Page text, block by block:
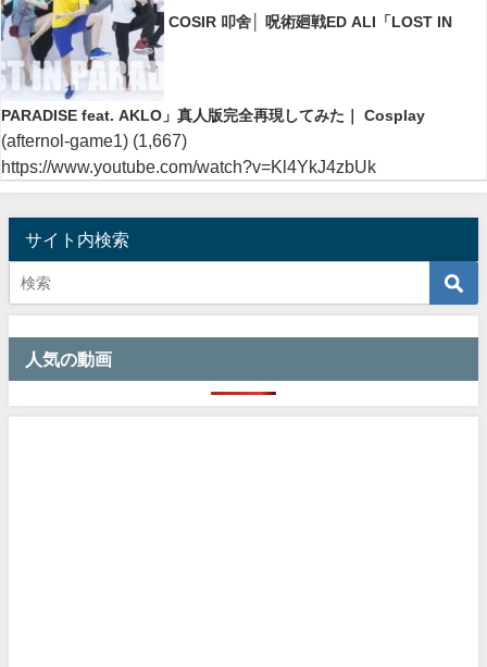
COSIR 叩舍│ 呪術廻戦ED ALI「LOST IN
PARADISE feat. AKLO」真人版完全再現してみた｜ Cosplay
(afternol-game1) (1,667)
https://www.youtube.com/watch?v=Kl4YkJ4zbUk
サイト内検索
人気の動画